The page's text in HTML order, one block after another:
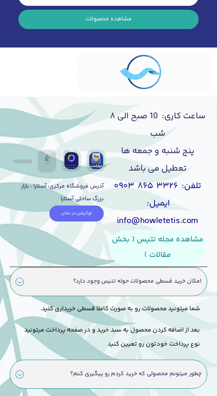
مشاهده محصولات
ساعت کاری: 10 صبح الی ۸
شب
پنج شنبه و جمعه ها
تعطیل می باشد
تلفن: ۳۳۲۶ ۸۶۵ ۰۹۰۳
ایمیل:
info@howletetis.com
مشاهده مجله تتیس ( بخش
مقالات )
آدرس فروشگاه مرکزی: آستارا ، بازار
بزرگ ساحلی آستارا
لوکیشن در نشان
امکان خرید قسطی محصولات حوله تتیس وجود دارد؟
شما میتونید محصولات رو به صورت کاملا قسطی خریداری کنید.
بعد از اضافه کردن محصول به سبد خرید و در صفحه پرداخت میتونید
نوع پرداخت خودتون رو تعیین کنید
چطور میتونم محصولی که خرید کردم رو پیگیری کنم؟